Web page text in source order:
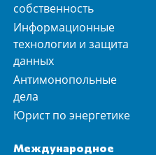
собственность
Информационные
технологии и защита
данных
Антимонопольные
дела
Юрист по энергетике
Международное